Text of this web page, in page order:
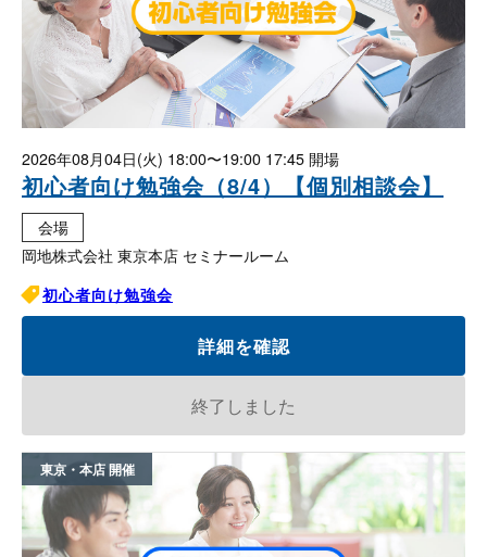
2026年08月04日(火) 18:00〜19:00 17:45
初心者向け勉強会（8/4）【個別相談会】
会場
岡地株式会社 東京本店 セミナールーム
初心者向け勉強会
詳細を確認
終了しました
東京・本店